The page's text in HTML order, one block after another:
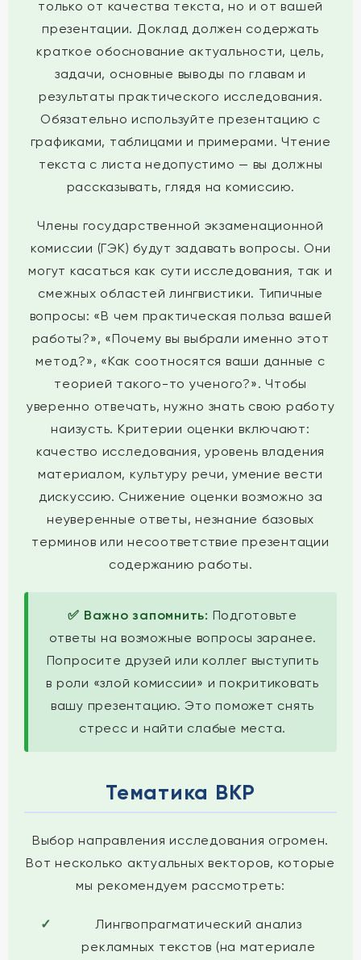
только от качества текста, но и от вашей
презентации. Доклад должен содержать
краткое обоснование актуальности, цель,
задачи, основные выводы по главам и
результаты практического исследования.
Обязательно используйте презентацию с
графиками, таблицами и примерами. Чтение
текста с листа недопустимо — вы должны
рассказывать, глядя на комиссию.
Члены государственной экзаменационной
комиссии (ГЭК) будут задавать вопросы. Они
могут касаться как сути исследования, так и
смежных областей лингвистики. Типичные
вопросы: «В чем практическая польза вашей
работы?», «Почему вы выбрали именно этот
метод?», «Как соотносятся ваши данные с
теорией такого-то ученого?». Чтобы
уверенно отвечать, нужно знать свою работу
наизусть. Критерии оценки включают:
качество исследования, уровень владения
материалом, культуру речи, умение вести
дискуссию. Снижение оценки возможно за
неуверенные ответы, незнание базовых
терминов или несоответствие презентации
содержанию работы.
✅ Важно запомнить: Подготовьте
ответы на возможные вопросы заранее.
Попросите друзей или коллег выступить
в роли «злой комиссии» и покритиковать
вашу презентацию. Это поможет снять
стресс и найти слабые места.
Тематика ВКР
Выбор направления исследования огромен.
Вот несколько актуальных векторов, которые
мы рекомендуем рассмотреть:
Лингвопрагматический анализ
рекламных текстов (на материале